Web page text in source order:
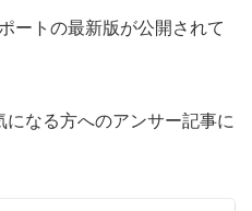
ートの最新版が公開されて
なる方へのアンサー記事に